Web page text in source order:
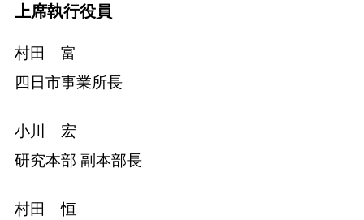
上席執行役員
村田 富
四日市事業所長
小川 宏
研究本部 副本部長
村田 恒